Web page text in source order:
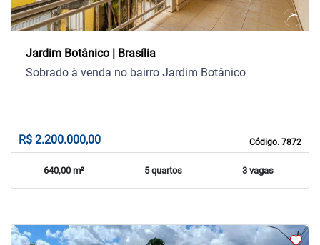
Jardim Botânico | Brasília
Código. 7872
Sobrado à venda no bairro Jardim Botânico
R$ 2.200.000,00
640,00 m² 5 quartos 3 vagas